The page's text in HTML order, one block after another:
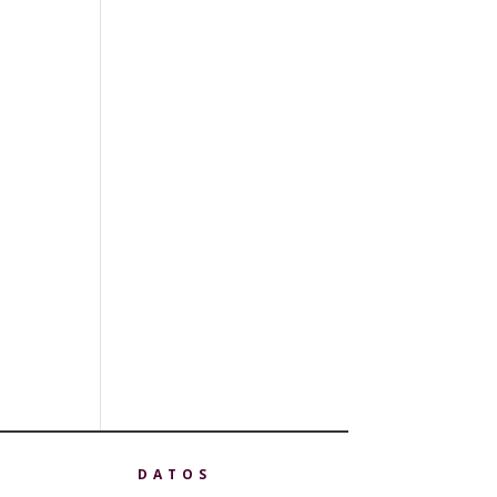
DATOS